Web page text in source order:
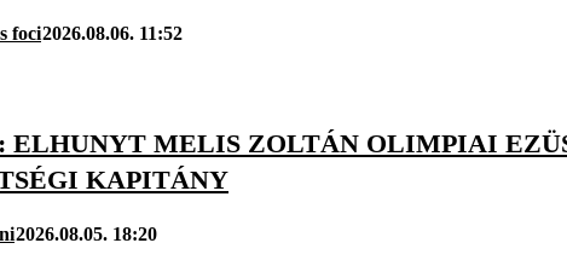
foci2026.08.06. 11:52
ELHUNYT MELIS ZOLTÁN OLIMPIAI
KAPITÁNY
2026.08.05. 18:20